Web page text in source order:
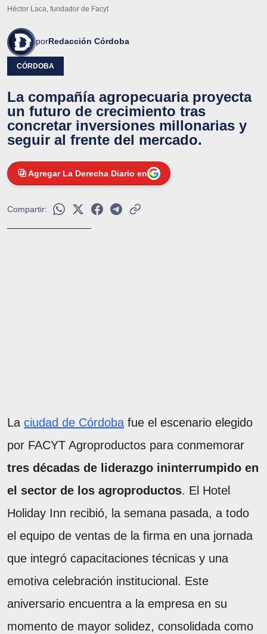
Héctor Laca, fundador de Facyt
porRedacción Córdoba
CÓRDOBA
La compañía agropecuaria proyecta
un futuro de crecimiento tras
concretar inversiones millonarias y
seguir al frente del mercado.
Agregar La Derecha Diario en
Compartir:
La ciudad de Córdoba fue el escenario elegido
por FACYT Agroproductos para conmemorar
tres décadas de liderazgo ininterrumpido en
el sector de los agroproductos. El Hotel
Holiday Inn recibió, la semana pasada, a todo
el equipo de ventas de la firma en una jornada
que integró capacitaciones técnicas y una
emotiva celebración institucional. Este
aniversario encuentra a la empresa en su
momento de mayor solidez, consolidada como